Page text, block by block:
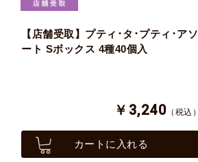
【店舗受取】プティ･タ･プティ･アソ
ート Sボックス 4種40個入
￥3,240 （税込）
カートに入れる